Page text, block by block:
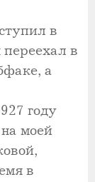
в
в
а
году
моей
в